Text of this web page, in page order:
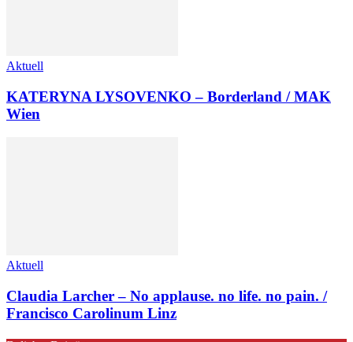
Aktuell
KATERYNA LYSOVENKO – Borderland / MAK
Wien
Aktuell
Claudia Larcher – No applause. no life. no pain. /
Francisco Carolinum Linz